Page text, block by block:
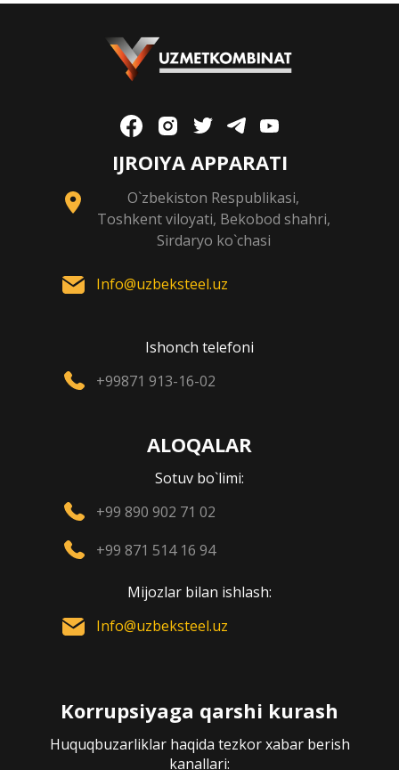
IJROIYA APPARATI
O`zbekiston Respublikasi,
Toshkent viloyati, Bekobod shahri,
Sirdaryo ko`chasi
Info@uzbeksteel.uz
Ishonch telefoni
+99871 913-16-02
ALOQALAR
Sotuv bo`limi:
+99 890 902 71 02
+99 871 514 16 94
Mijozlar bilan ishlash:
Info@uzbeksteel.uz
Korrupsiyaga qarshi kurash
Huquqbuzarliklar haqida tezkor xabar berish
kanallari: